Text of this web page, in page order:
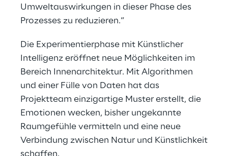
Umweltauswirkungen in dieser Phase des
Prozesses zu reduzieren.“
Die Experimentierphase mit Künstlicher
Intelligenz eröffnet neue Möglichkeiten im
Bereich Innenarchitektur. Mit Algorithmen
und einer Fülle von Daten hat das
Projektteam einzigartige Muster erstellt, die
Emotionen wecken, bisher ungekannte
Raumgefühle vermitteln und eine neue
Verbindung zwischen Natur und Künstlichkeit
schaffen.